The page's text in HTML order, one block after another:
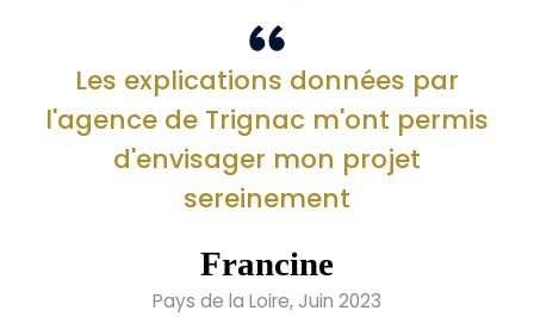
Les explications données par
l'agence de Trignac m'ont permis
d'envisager mon projet
sereinement
Francine
Pays de la Loire, Juin 2023